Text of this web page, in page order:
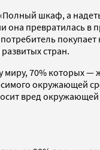
шкаф, а
превратилась в
стран.
70% которых
окружающей
вред